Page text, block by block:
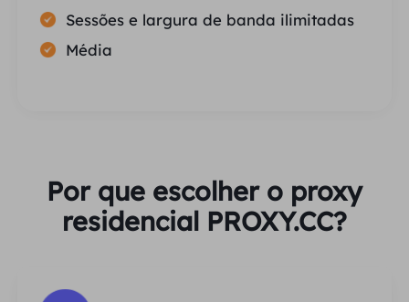
Sessões e largura de banda ilimitadas
Média
Por que escolher o proxy
residencial PROXY.CC?